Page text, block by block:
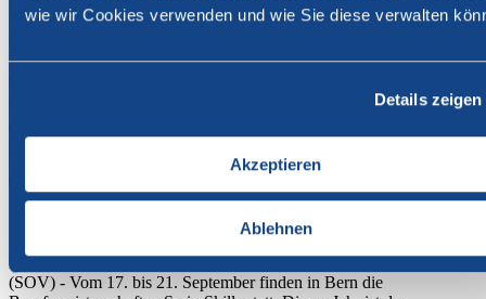
wie wir Cookies verwenden und wie Sie diese verwalten
Details zeigen
Akzeptieren
Ablehnen
Branche Schweiz
(SOV) - Vom 17. bis 21. September finden in Bern die